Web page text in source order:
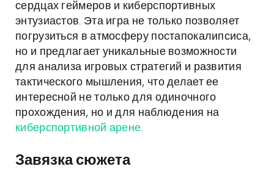
сердцах геймеров и киберспортивных
энтузиастов. Эта игра не только позволяет
погрузиться в атмосферу постапокалипсиса,
но и предлагает уникальные возможности
для анализа игровых стратегий и развития
тактического мышления, что делает ее
интересной не только для одиночного
прохождения, но и для наблюдения на
киберспортивной арене.
Завязка сюжета